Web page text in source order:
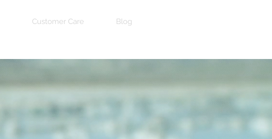
Customer Care Blog